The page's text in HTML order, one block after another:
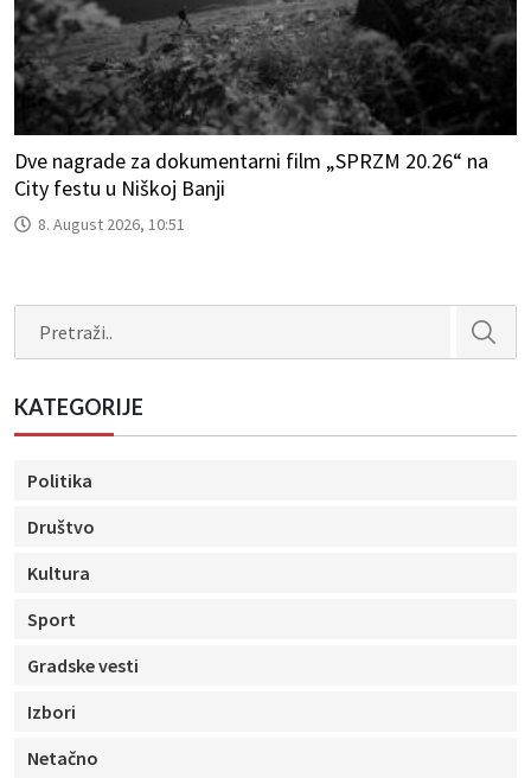
Dve nagrade za dokumentarni film „SPRZM 20.26“ na
City festu u Niškoj Banji
8. August 2026, 10:51
KATEGORIJE
Politika
Društvo
Kultura
Sport
Gradske vesti
Izbori
Netačno